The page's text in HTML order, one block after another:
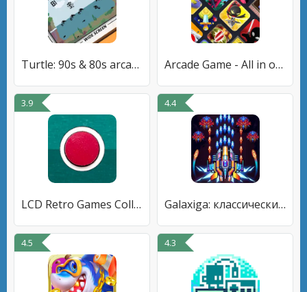
Turtle: 90s & 80s arcade games Arcade Game - All in one Games
3.9
LCD Retro Games Collection
4.4
Galaxiga: классический шутер
4.5 4.3